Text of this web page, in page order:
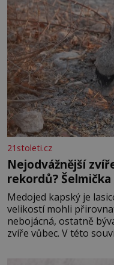
21stoleti.cz
Nejodvážnější
rekordů?
Medojed kapský je
velikostí mohli
nebojácná, ostatně
zvíře vůbec. V této